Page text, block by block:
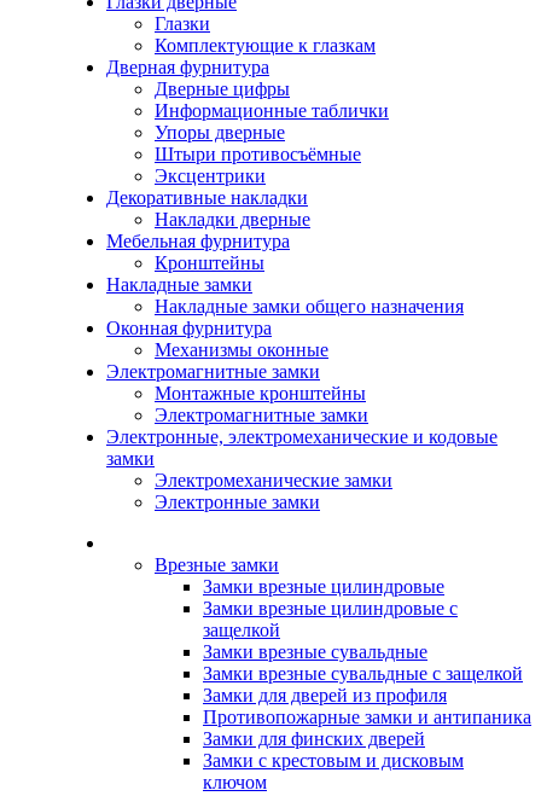
Глазки
Комплектующие к глазкам
Дверная фурнитура
Дверные цифры
Информационные таблички
Упоры дверные
Штыри противосъёмные
Эксцентрики
Декоративные накладки
Накладки дверные
Мебельная фурнитура
Кронштейны
Накладные замки
Накладные замки общего назначения
Оконная фурнитура
Механизмы оконные
Электромагнитные замки
Монтажные кронштейны
Электромагнитные замки
Электронные, электромеханические и кодовые
замки
Электромеханические замки
Электронные замки
Врезные замки
Замки врезные цилиндровые
Замки врезные цилиндровые с
защелкой
Замки врезные сувальдные
Замки врезные сувальдные с защелкой
Замки для дверей из профиля
Противопожарные замки и антипаника
Замки для финских дверей
Замки с крестовым и дисковым
ключом